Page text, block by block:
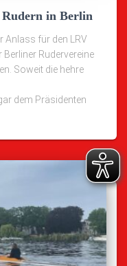
in Berlin
Anlass für den LRV
Rudervereine
Soweit die hehre
dem Präsidenten